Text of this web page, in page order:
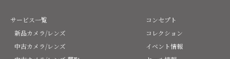
サービス一覧
新品カメラ/レンズ
中古カメラ/レンズ
コンセプト
コレクション
イベント情報